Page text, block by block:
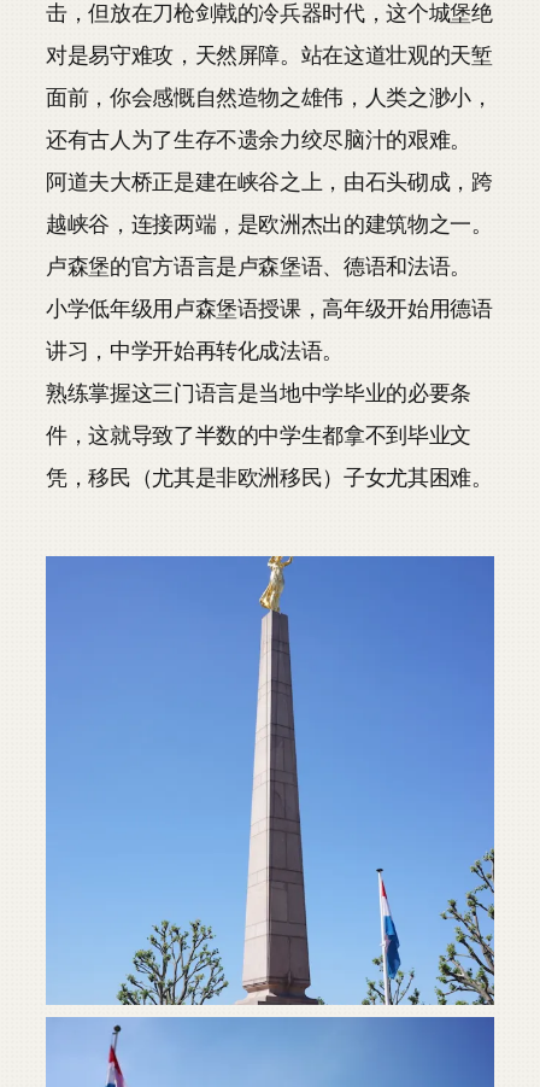
击，但放在刀枪剑戟的冷兵器时代，这个城堡绝
对是易守难攻，天然屏障。站在这道壮观的天堑
面前，你会感慨自然造物之雄伟，人类之渺小，
还有古人为了生存不遗余力绞尽脑汁的艰难。
阿道夫大桥正是建在峡谷之上，由石头砌成，跨
越峡谷，连接两端，是欧洲杰出的建筑物之一。
卢森堡的官方语言是卢森堡语、德语和法语。
小学低年级用卢森堡语授课，高年级开始用德语
讲习，中学开始再转化成法语。
熟练掌握这三门语言是当地中学毕业的必要条
件，这就导致了半数的中学生都拿不到毕业文
凭，移民（尤其是非欧洲移民）子女尤其困难。